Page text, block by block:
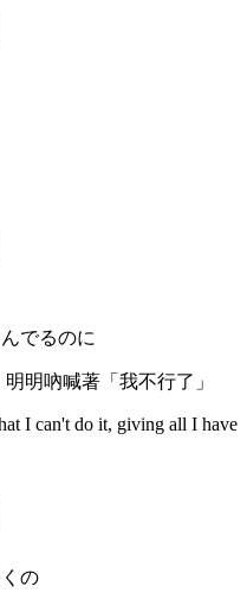
でるのに
明吶喊著「我不行了」
I can't do it, giving all I have
の